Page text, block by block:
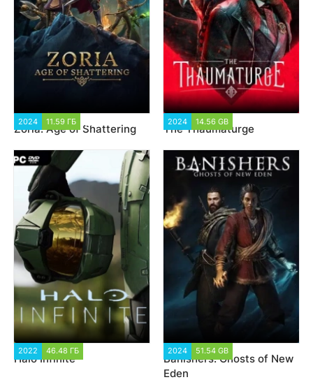
2024 11.59 ГБ
Zoria: Age of Shattering
2024 14.56 GB
The Thaumaturge
2022 46.48 ГБ
Halo Infinite
2024 51.54 GB
Banishers: Ghosts of New
Eden